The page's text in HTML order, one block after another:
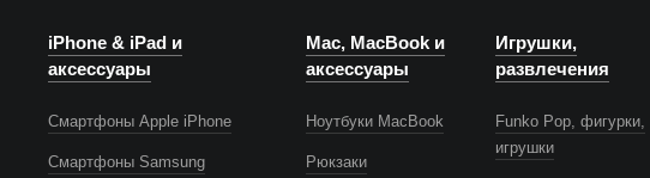
iPhone & iPad и
аксессуары
Смартфоны Apple iPhone
Смартфоны Samsung
Mac, MacBook и
аксессуары
Ноутбуки MacBook
Рюкзаки
Игрушки,
развлечения
Funko Pop, фигурки,
игрушки